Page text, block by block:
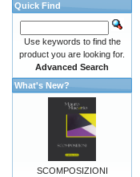
Quick Find
Use keywords to find the
product you are looking for.
Advanced Search
What's New?
SCOMPOSIZIONI